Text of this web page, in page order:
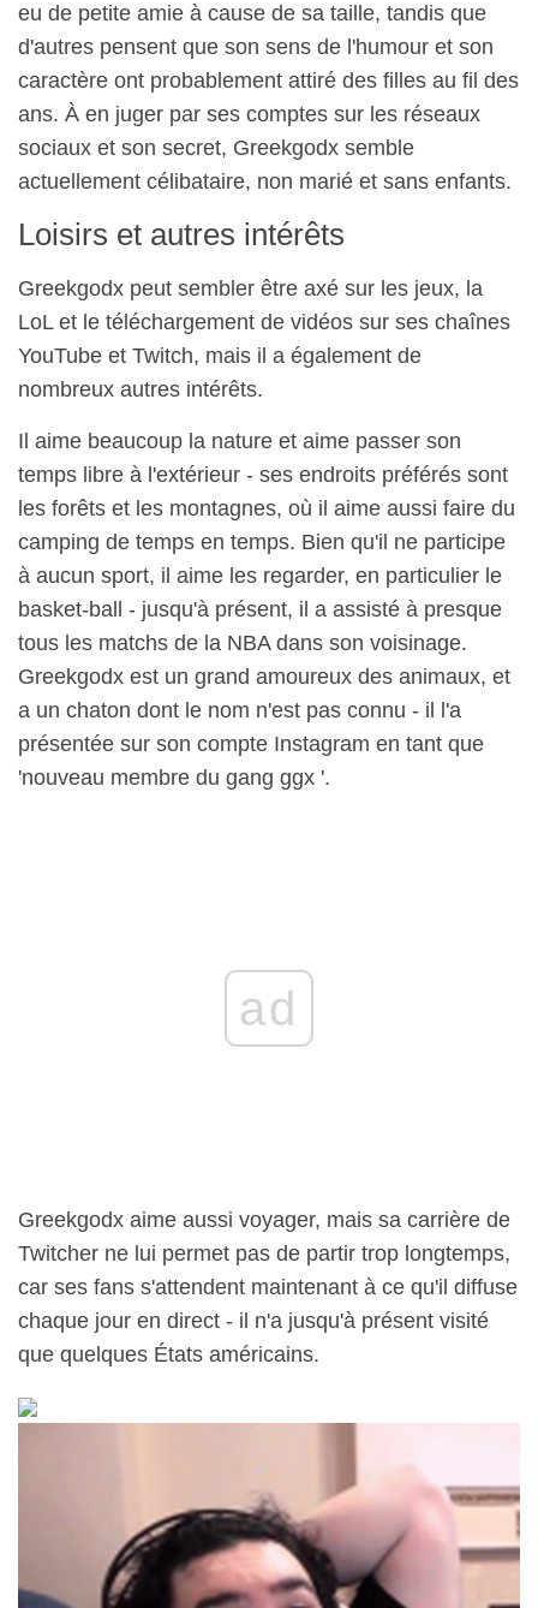
eu de petite amie à cause de sa taille, tandis que
d'autres pensent que son sens de l'humour et son
caractère ont probablement attiré des filles au fil des
ans. À en juger par ses comptes sur les réseaux
sociaux et son secret, Greekgodx semble
actuellement célibataire, non marié et sans enfants.
Loisirs et autres intérêts
Greekgodx peut sembler être axé sur les jeux, la
LoL et le téléchargement de vidéos sur ses chaînes
YouTube et Twitch, mais il a également de
nombreux autres intérêts.
Il aime beaucoup la nature et aime passer son
temps libre à l'extérieur - ses endroits préférés sont
les forêts et les montagnes, où il aime aussi faire du
camping de temps en temps. Bien qu'il ne participe
à aucun sport, il aime les regarder, en particulier le
basket-ball - jusqu'à présent, il a assisté à presque
tous les matchs de la NBA dans son voisinage.
Greekgodx est un grand amoureux des animaux, et
a un chaton dont le nom n'est pas connu - il l'a
présentée sur son compte Instagram en tant que
'nouveau membre du gang ggx '.
ad
Greekgodx aime aussi voyager, mais sa carrière de
Twitcher ne lui permet pas de partir trop longtemps,
car ses fans s'attendent maintenant à ce qu'il diffuse
chaque jour en direct - il n'a jusqu'à présent visité
que quelques États américains.